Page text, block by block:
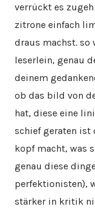
verrückt es
zitrone einfach
draus machst.
leserlein, genau
deinem
ob das bild von
hat, diese eine
schief geraten ist
kopf macht, was
genau diese
perfektionisten),
stärker in kritik